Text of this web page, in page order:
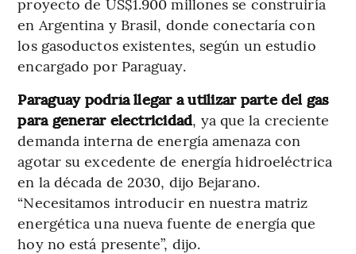
en Argentina y Brasil, donde conectaría con
los gasoductos existentes, según un estudio
encargado por Paraguay.
Paraguay podría llegar a utilizar parte del gas
para generar electricidad, ya que la creciente
demanda interna de energía amenaza con
agotar su excedente de energía hidroeléctrica
en la década de 2030, dijo Bejarano.
“Necesitamos introducir en nuestra matriz
energética una nueva fuente de energía que
hoy no está presente”, dijo.